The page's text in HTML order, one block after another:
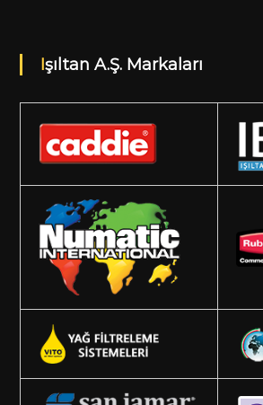
Işıltan A.Ş. Markaları